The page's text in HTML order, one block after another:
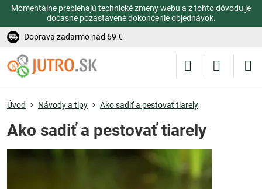
Momentálne prebiehajú technické zmeny webu a z tohto dôvodu je
dočasne pozastavené dokončenie objednávok.
Doprava zadarmo nad 69 €
Úvod Návody a tipy Ako sadiť a pestovať tiarely
Ako sadiť a pestovať tiarely